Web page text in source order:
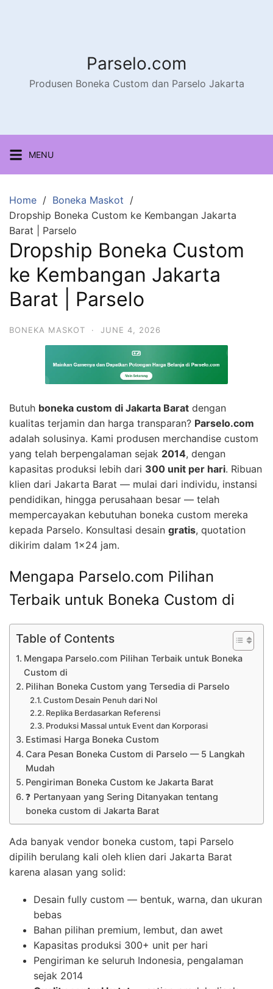
Parselo.com
Produsen Boneka Custom dan Parselo Jakarta
MENU
Home
Boneka Maskot
Dropship Boneka Custom ke Kembangan Jakarta
Barat | Parselo
Dropship Boneka Custom
ke Kembangan Jakarta
Barat | Parselo
BONEKA MASKOT · JUNE 4, 2026
Butuh boneka custom di Jakarta Barat dengan
kualitas terjamin dan harga transparan? Parselo.com
adalah solusinya. Kami produsen merchandise custom
yang telah berpengalaman sejak 2014, dengan
kapasitas produksi lebih dari 300 unit per hari. Ribuan
klien dari Jakarta Barat — mulai dari individu, instansi
pendidikan, hingga perusahaan besar — telah
mempercayakan kebutuhan boneka custom mereka
kepada Parselo. Konsultasi desain gratis, quotation
dikirim dalam 1×24 jam.
Mengapa Parselo.com Pilihan
Terbaik untuk Boneka Custom di
Table of Contents
Mengapa Parselo.com Pilihan Terbaik untuk Boneka
Custom di
Pilihan Boneka Custom yang Tersedia di Parselo
Custom Desain Penuh dari Nol
Replika Berdasarkan Referensi
Produksi Massal untuk Event dan Korporasi
Estimasi Harga Boneka Custom
Cara Pesan Boneka Custom di Parselo — 5 Langkah
Mudah
Pengiriman Boneka Custom ke Jakarta Barat
❓ Pertanyaan yang Sering Ditanyakan tentang
boneka custom di Jakarta Barat
Ada banyak vendor boneka custom, tapi Parselo
dipilih berulang kali oleh klien dari Jakarta Barat
karena alasan yang solid:
Desain fully custom — bentuk, warna, dan ukuran
bebas
Bahan pilihan premium, lembut, dan awet
Kapasitas produksi 300+ unit per hari
Pengiriman ke seluruh Indonesia, pengalaman
sejak 2014